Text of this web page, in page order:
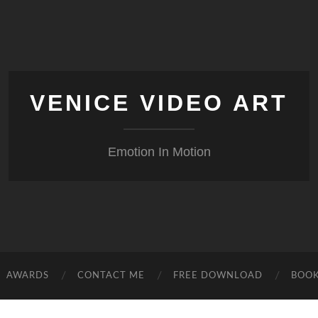
VENICE VIDEO ART
Emotion In Motion
AWARDS CONTACT ME FREE DOWNLOAD